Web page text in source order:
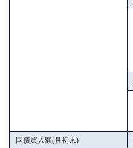
国債買入額(月初来)